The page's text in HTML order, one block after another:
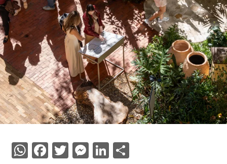
WhatsApp
Facebook
Twitter
Messenger
LinkedIn
Share